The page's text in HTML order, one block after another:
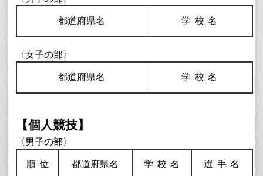
都道府県名 学校名
〈女子の部〉
都道府県名 学校名
【個人競技】
〈男子の部〉
順位 都道府県名 学校名 選手名